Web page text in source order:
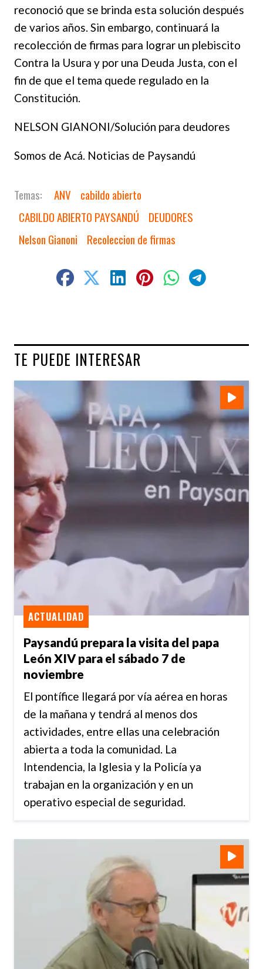
reconoció que se brinda esta solución después
de varios años. Sin embargo, continuará la
recolección de firmas para lograr un plebiscito
Contra la Usura y por una Deuda Justa, con el
fin de que el tema quede regulado en la
Constitución.
NELSON GIANONI/Solución para deudores
Somos de Acá. Noticias de Paysandú
ANV
cabildo abierto
CABILDO ABIERTO PAYSANDÚ
DEUDORES
Nelson Gianoni
Recoleccion de firmas
TE PUEDE INTERESAR
Paysandú prepara la visita del papa
León XIV para el sábado 7 de
noviembre
ACTUALIDAD
El pontífice llegará por vía aérea en horas
de la mañana y tendrá al menos dos
actividades, entre ellas una celebración
abierta a toda la comunidad. La
Intendencia, la Iglesia y la Policía ya
trabajan en la organización y en un
operativo especial de seguridad.